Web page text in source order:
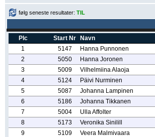
følg seneste resultater: TIL
Plc Start Nr
Navn
1
5147
Hanna Punnonen
2
5050
Hanna Joronen
3
5009
Vilhelmiina Alaoja
4
5124
Päivi Nurminen
5
5087
Johanna Lampinen
6
5186
Johanna Tikkanen
7
5004
Ulla Affolter
8
5173
Veronika Sinilill
9
5109
Veera Malmivaara